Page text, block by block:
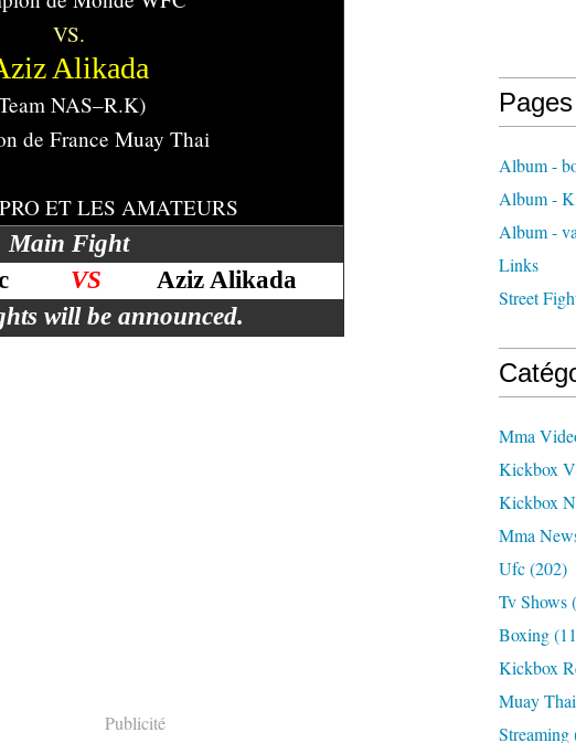
VS.
Alikada
NAS–R.K)
de France Muay Thai
ET LES AMATEURS
Main Fight
VS
Aziz Alikada
will be announced.
Publicité
Pages
Album -
Album - K
Album -
Links
Street
Mma
Kickbox
Kickbox
Mma
Ufc(202)
Tv Shows
Boxing
Kickbox
Muay Thai
Streaming